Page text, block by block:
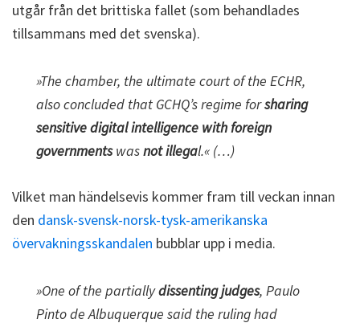
utgår från det brittiska fallet (som behandlades
tillsammans med det svenska).
»The chamber, the ultimate court of the ECHR,
also concluded that GCHQ’s regime forsharing
sensitive digital intelligence with foreign
governmentswasnot illegal.« (…)
Vilket man händelsevis kommer fram till veckan innan
den dansk-svensk-norsk-tysk-amerikanska
övervakningsskandalen bubblar upp i media.
»One of the partiallydissenting judges, Paulo
Pinto de Albuquerque said the ruling had